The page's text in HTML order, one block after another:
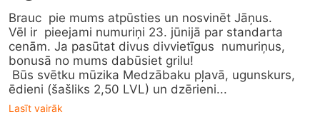
Brauc  pie mums atpūsties un nosvinēt Jāņus.
Vēl ir  pieejami numuriņi 23. jūnijā par standarta
cenām. Ja pasūtat divus divvietīgus  numuriņus,
bonusā no mums dabūsiet grilu!
ēdieni (šašliks 2,50 LVL) un dzērieni...
Lasīt vairāk